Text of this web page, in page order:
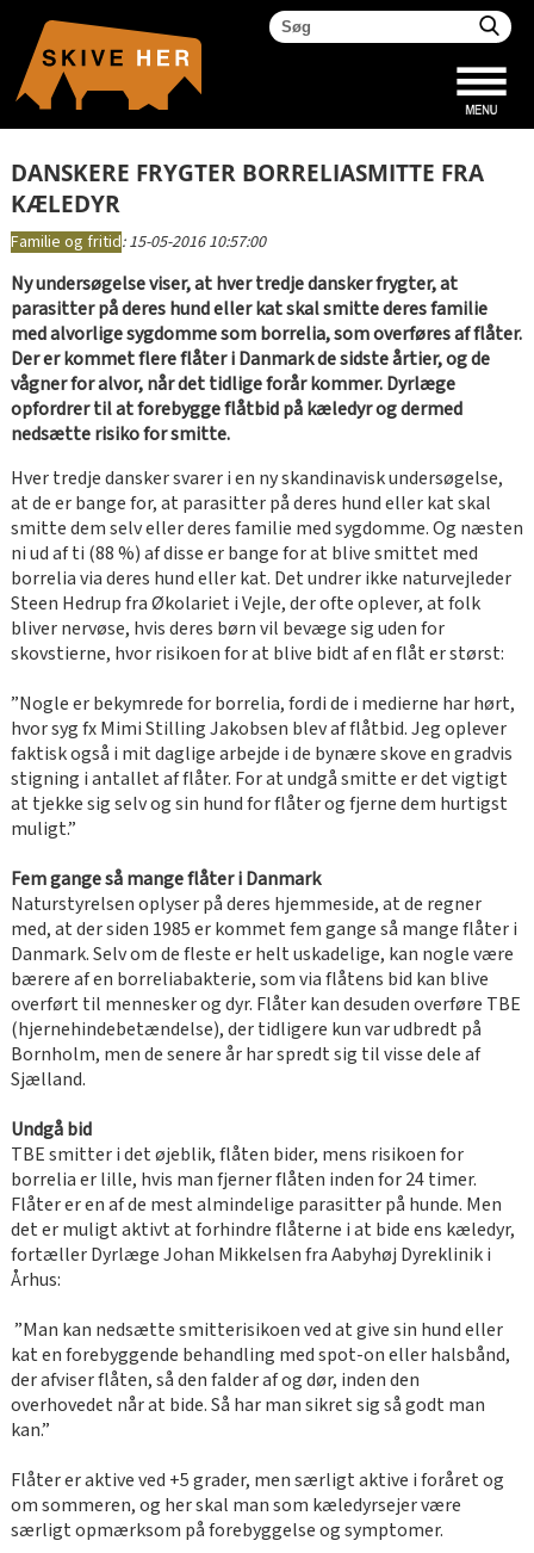
DANSKERE FRYGTER BORRELIASMITTE FRA
KÆLEDYR
Familie og fritid:15-05-2016 10:57:00
Ny undersøgelse viser, at hver tredje dansker frygter, at
parasitter på deres hund eller kat skal smitte deres familie
med alvorlige sygdomme som borrelia, som overføres af flåter.
Der er kommet flere flåter i Danmark de sidste årtier, og de
vågner for alvor, når det tidlige forår kommer. Dyrlæge
opfordrer til at forebygge flåtbid på kæledyr og dermed
nedsætte risiko for smitte.
Hver tredje dansker svarer i en ny skandinavisk undersøgelse,
at de er bange for, at parasitter på deres hund eller kat skal
smitte dem selv eller deres familie med sygdomme. Og næsten
ni ud af ti (88 %) af disse er bange for at blive smittet med
borrelia via deres hund eller kat. Det undrer ikke naturvejleder
Steen Hedrup fra Økolariet i Vejle, der ofte oplever, at folk
bliver nervøse, hvis deres børn vil bevæge sig uden for
skovstierne, hvor risikoen for at blive bidt af en flåt er størst:
”Nogle er bekymrede for borrelia, fordi de i medierne har hørt,
hvor syg fx Mimi Stilling Jakobsen blev af flåtbid. Jeg oplever
faktisk også i mit daglige arbejde i de bynære skove en gradvis
stigning i antallet af flåter. For at undgå smitte er det vigtigt
at tjekke sig selv og sin hund for flåter og fjerne dem hurtigst
muligt.”
Fem gange så mange flåter i Danmark
Naturstyrelsen oplyser på deres hjemmeside, at de regner
med, at der siden 1985 er kommet fem gange så mange flåter i
Danmark. Selv om de fleste er helt uskadelige, kan nogle være
bærere af en borreliabakterie, som via flåtens bid kan blive
overført til mennesker og dyr. Flåter kan desuden overføre TBE
(hjernehindebetændelse), der tidligere kun var udbredt på
Bornholm, men de senere år har spredt sig til visse dele af
Sjælland.
Undgå bid
TBE smitter i det øjeblik, flåten bider, mens risikoen for
borrelia er lille, hvis man fjerner flåten inden for 24 timer.
Flåter er en af de mest almindelige parasitter på hunde. Men
det er muligt aktivt at forhindre flåterne i at bide ens kæledyr,
fortæller Dyrlæge Johan Mikkelsen fra Aabyhøj Dyreklinik i
Århus:
”Man kan nedsætte smitterisikoen ved at give sin hund eller
kat en forebyggende behandling med spot-on eller halsbånd,
der afviser flåten, så den falder af og dør, inden den
overhovedet når at bide. Så har man sikret sig så godt man
kan.”
Flåter er aktive ved +5 grader, men særligt aktive i foråret og
om sommeren, og her skal man som kæledyrsejer være
særligt opmærksom på forebyggelse og symptomer.